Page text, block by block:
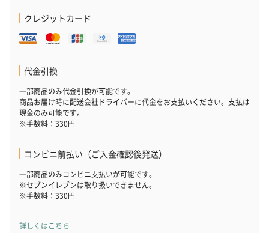
クレジットカード
代金引換
一部商品のみ代金引換が可能です。
商品お届け時に配送会社ドライバーに代金をお支払いください。支払は
現金のみ可能です。
※手数料：330円
コンビニ前払い（ご入金確認後発送）
一部商品のみコンビニ支払いが可能です。
※セブンイレブンは取り扱いできません。
※手数料：330円
詳しくはこちら